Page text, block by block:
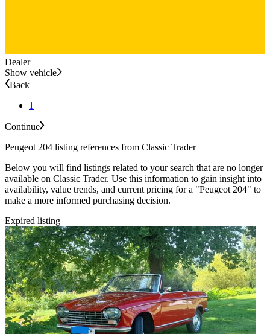
Dealer
Show vehicle
Back
1
Continue
Peugeot 204 listing references from Classic Trader
Below you will find listings related to your search that are no longer
available on Classic Trader. Use this information to gain insight into
availability, value trends, and current pricing for a "Peugeot 204" to
make a more informed purchasing decision.
Expired listing